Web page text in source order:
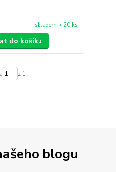
skladem > 20 ks
do košíku
z 1
blogu